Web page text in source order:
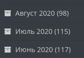
Август 2020 (98)
Июль 2020 (115)
Июнь 2020 (117)